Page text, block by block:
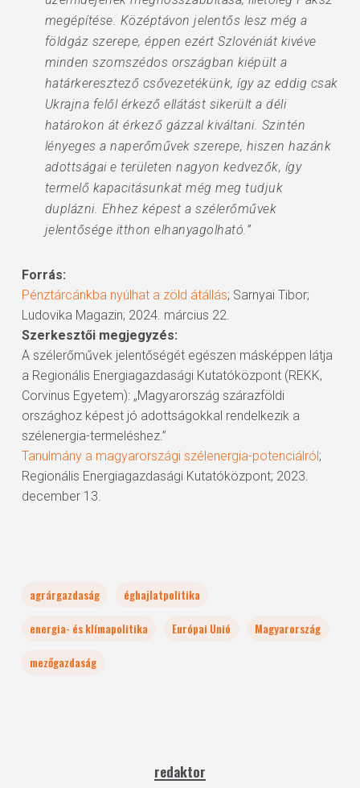
megépítése. Középtávon jelentős lesz még a
földgáz szerepe, éppen ezért Szlovéniát kivéve
minden szomszédos országban kiépült a
határkeresztező csővezetékünk, így az eddig csak
Ukrajna felől érkező ellátást sikerült a déli
határokon át érkező gázzal kiváltani. Szintén
lényeges a naperőművek szerepe, hiszen hazánk
adottságai e területen nagyon kedvezők, így
termelő kapacitásunkat még meg tudjuk
duplázni. Ehhez képest a szélerőművek
jelentősége itthon elhanyagolható.”
Forrás:
Pénztárcánkba nyúlhat a zöld átállás; Sarnyai Tibor;
Ludovika Magazin; 2024. március 22.
Szerkesztői megjegyzés:
A szélerőművek jelentőségét egészen másképpen látja
a Regionális Energiagazdasági Kutatóközpont (REKK,
Corvinus Egyetem): „Magyarország szárazföldi
országhoz képest jó adottságokkal rendelkezik a
szélenergia-termeléshez.”
Tanulmány a magyarországi szélenergia-potenciálról;
Regionális Energiagazdasági Kutatóközpont; 2023.
december 13.
agrárgazdaság
éghajlatpolitika
energia- és klímapolitika
Európai Unió
Magyarország
mezőgazdaság
redaktor